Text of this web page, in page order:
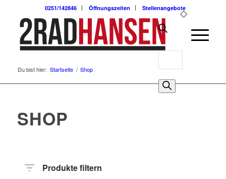
0251/142846 Öffnungszeiten Stellenangebote
0
Du bist hier: Startseite / Shop
SHOP
Produkte filtern